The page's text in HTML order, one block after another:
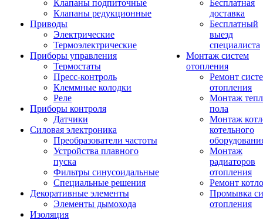
Клапаны подпиточные
Клапаны редукционные
Приводы
Электрические
Термоэлектрические
Приборы управления
Термостаты
Пресс-контроль
Клеммные колодки
Реле
Приборы контроля
Датчики
Силовая электроника
Преобразователи частоты
Устройства плавного
пуска
Фильтры синусоидальные
Специальные решения
Декоративные элементы
Элементы дымохода
Изоляция
Бесплатная
доставка
Бесплатный
выезд
специалиста
Монтаж систем
отопления
Ремонт
отопления
Монтаж
пола
Монтаж
котельного
Монтаж
радиаторов
отопления
Ремонт
Промывка
отопления